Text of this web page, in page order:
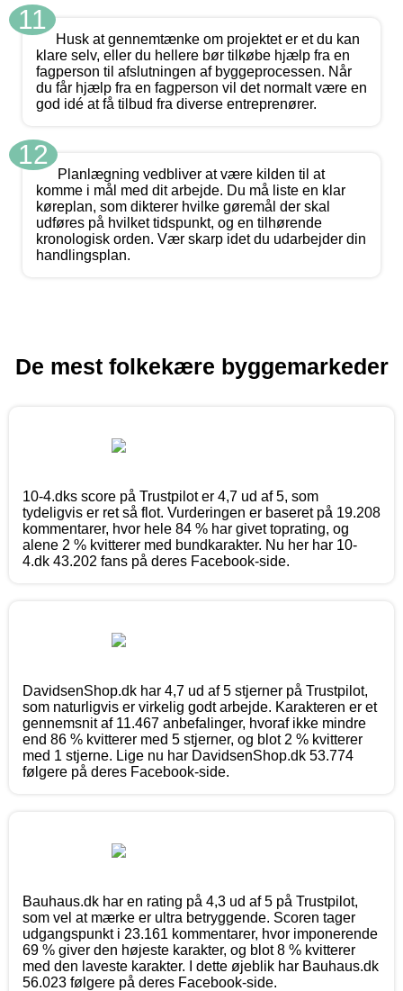
11
Husk at gennemtænke om projektet er et du kan
klare selv, eller du hellere bør tilkøbe hjælp fra en
fagperson til afslutningen af byggeprocessen. Når
du får hjælp fra en fagperson vil det normalt være en
god idé at få tilbud fra diverse entreprenører.
12
Planlægning vedbliver at være kilden til at
komme i mål med dit arbejde. Du må liste en klar
køreplan, som dikterer hvilke gøremål der skal
udføres på hvilket tidspunkt, og en tilhørende
kronologisk orden. Vær skarp idet du udarbejder din
handlingsplan.
De mest folkekære byggemarkeder
10-4.dks score på Trustpilot er 4,7 ud af 5, som
tydeligvis er ret så flot. Vurderingen er baseret på 19.208
kommentarer, hvor hele 84 % har givet toprating, og
alene 2 % kvitterer med bundkarakter. Nu her har 10-
4.dk 43.202 fans på deres Facebook-side.
DavidsenShop.dk har 4,7 ud af 5 stjerner på Trustpilot,
som naturligvis er virkelig godt arbejde. Karakteren er et
gennemsnit af 11.467 anbefalinger, hvoraf ikke mindre
end 86 % kvitterer med 5 stjerner, og blot 2 % kvitterer
med 1 stjerne. Lige nu har DavidsenShop.dk 53.774
følgere på deres Facebook-side.
Bauhaus.dk har en rating på 4,3 ud af 5 på Trustpilot,
som vel at mærke er ultra betryggende. Scoren tager
udgangspunkt i 23.161 kommentarer, hvor imponerende
69 % giver den højeste karakter, og blot 8 % kvitterer
med den laveste karakter. I dette øjeblik har Bauhaus.dk
56.023 følgere på deres Facebook-side.